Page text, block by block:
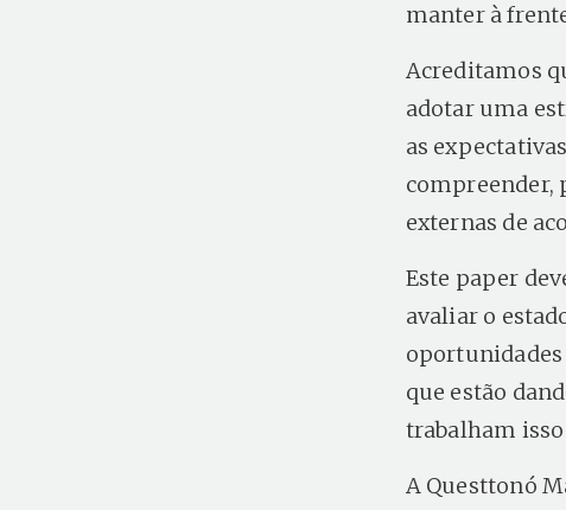
manter à
Acreditamos
adotar uma
as
compreender,
externas de
Este paper
avaliar o
oportunidades
que estão
trabalham
A Questtonó